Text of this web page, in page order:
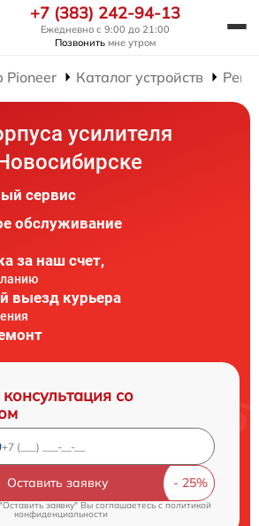
+7 (383) 242-94-13
Ежедневно с 9:00 до 21:00
Позвонить мне утром
Pioneer Каталог устройств
усилителя
сервис
обслуживание
за наш счет,
выезд курьера
со
Оставить заявку
заявку" Вы соглашаетесь cполитикой
конфиденциальности